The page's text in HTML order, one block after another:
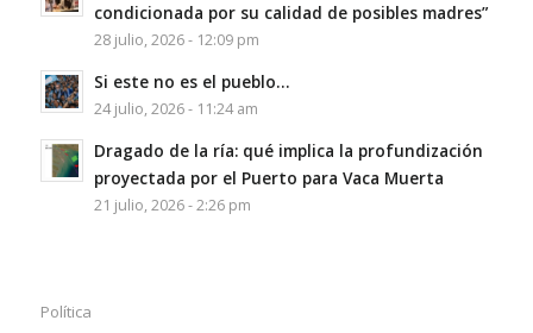
condicionada por su calidad de posibles madres”
28 julio, 2026 - 12:09 pm
Si este no es el pueblo…
24 julio, 2026 - 11:24 am
Dragado de la ría: qué implica la profundización
proyectada por el Puerto para Vaca Muerta
21 julio, 2026 - 2:26 pm
Política